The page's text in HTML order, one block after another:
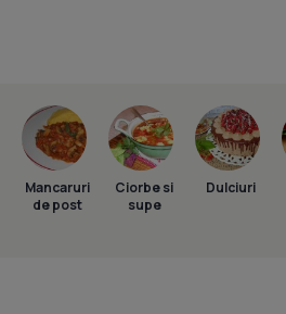
Mancaruri
de post
Ciorbe si
supe
Dulciuri